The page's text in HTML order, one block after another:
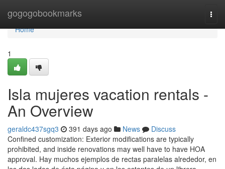
gogogobookmarks
Home
Home
1
Isla mujeres vacation rentals -
An Overview
geraldc437sgq3 391 days ago News
Discuss
Confined customization: Exterior modifications are typically
prohibited, and inside renovations may well have to have HOA
approval. Hay muchos ejemplos de rectas paralelas alrededor, en